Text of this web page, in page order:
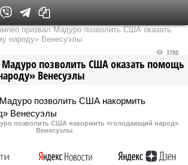
Федеральный выпуск
призвал Мадуро позволить США оказать
народу» Венесуэлы
позволить США оказать помощь
Венесуэлы
3780
позволить США накормить «голодающий народ»
Венесуэлы